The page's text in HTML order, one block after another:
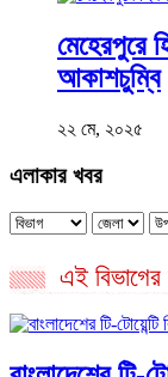
মেহেরপুরে
আকাশচুম্বি
২২ মে, ২০২৫
এলাকার খবর
এই